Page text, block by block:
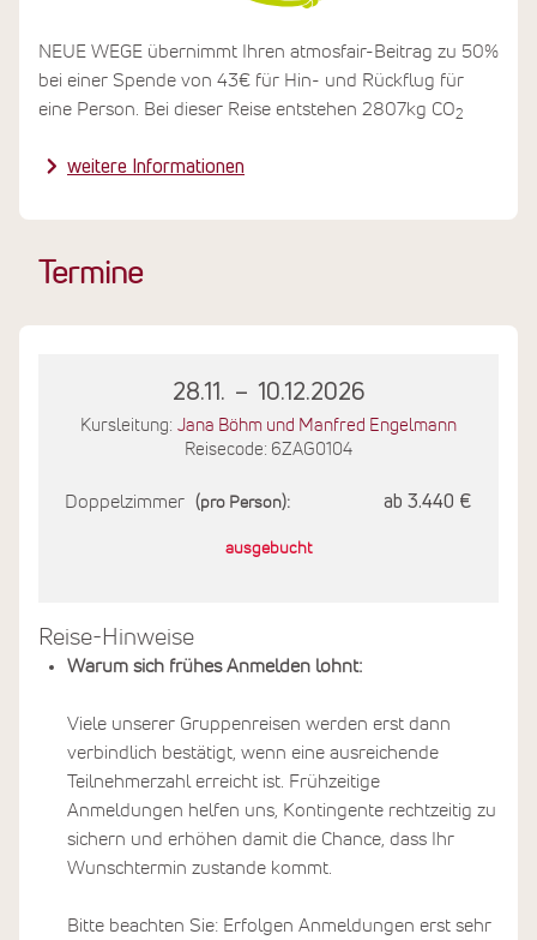
NEUE WEGE übernimmt Ihren atmosfair-Beitrag zu 50%
bei einer Spende von 43€ für Hin- und Rückflug für
eine Person. Bei dieser Reise entstehen 2807kg CO2
weitere Informationen
Termine
28.11. – 10.12.2026
Kursleitung: Jana Böhm und Manfred Engelmann
Reisecode: 6ZAG0104
Doppelzimmer (pro Person): ab 3.440 €
ausgebucht
Reise-Hinweise
Warum sich frühes Anmelden lohnt:
Viele unserer Gruppenreisen werden erst dann
verbindlich bestätigt, wenn eine ausreichende
Teilnehmerzahl erreicht ist. Frühzeitige
Anmeldungen helfen uns, Kontingente rechtzeitig zu
sichern und erhöhen damit die Chance, dass Ihr
Wunschtermin zustande kommt.
Bitte beachten Sie: Erfolgen Anmeldungen erst sehr